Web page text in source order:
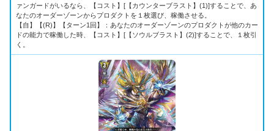
ァンガードがいるなら、【コスト】[【カウンターブラスト】(1)]することで、あ
なたのオーダーゾーンからプロダクトを１枚選び、稼働させる。
【自】【(R)】【ターン1回】：あなたのオーダーゾーンのプロダクトが他のカー
ドの能力で稼働した時、【コスト】[【ソウルブラスト】(2)]することで、１枚引
く。